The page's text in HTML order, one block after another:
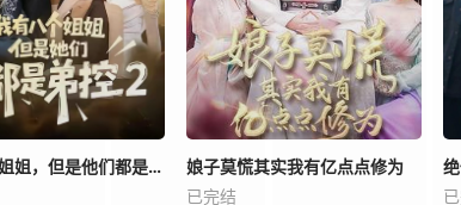
我有八个姐姐，但是他们都是弟控2
娘子莫慌其实我有亿点点修为
已完结